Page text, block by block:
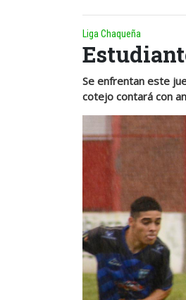
Liga Chaqueña
Se enfrentan este
cotejo contará con